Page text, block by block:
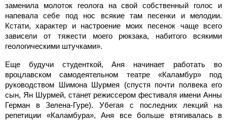
заменила молоток геолога на свой собственный голос и
напевала себе под нос всякие там песенки и мелодии.
Кстати, характер и настроение моих песенок чаще всего
зависели от тяжести моего рюкзака, набитого всякими
геологическими штучками».
Еще будучи студенткой, Аня начинает работать во
вроцлавском самодеятельном театре «Каламбур» под
руководством Шимона Шурмея (спустя почти полвека его
сын, Ян Шурмей, станет режиссером фестиваля имени Анны
Герман в Зелена-Гуре). Убегая с последних лекций на
репетиции «Каламбура», Аня все больше втягивалась в